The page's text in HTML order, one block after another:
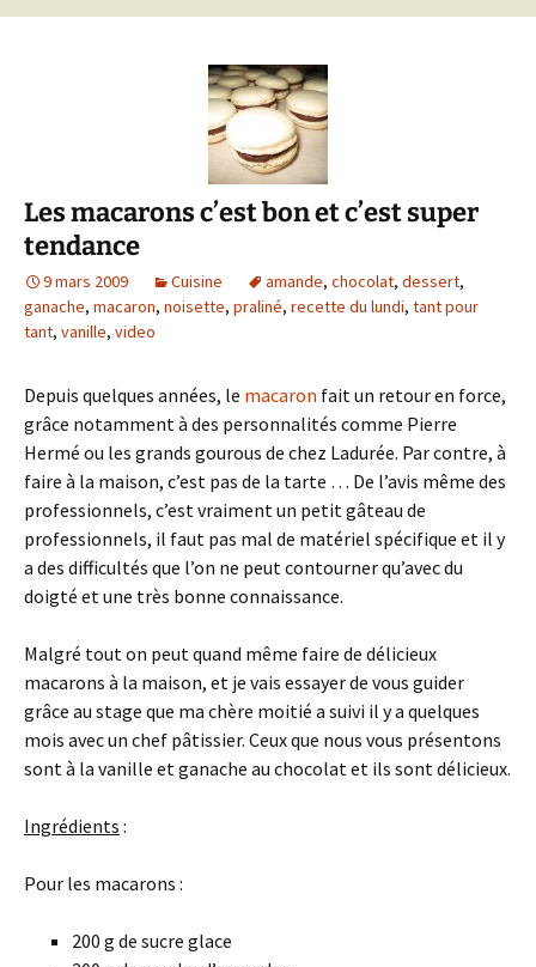
Les macarons c’est bon et c’est super
tendance
9 mars 2009 Cuisine amande, chocolat, dessert,
ganache, macaron, noisette, praliné, recette du lundi, tant pour
tant, vanille, video
Depuis quelques années, le macaron fait un retour en force,
grâce notamment à des personnalités comme Pierre
Hermé ou les grands gourous de chez Ladurée. Par contre, à
faire à la maison, c’est pas de la tarte … De l’avis même des
professionnels, c’est vraiment un petit gâteau de
professionnels, il faut pas mal de matériel spécifique et il y
a des difficultés que l’on ne peut contourner qu’avec du
doigté et une très bonne connaissance.
Malgré tout on peut quand même faire de délicieux
macarons à la maison, et je vais essayer de vous guider
grâce au stage que ma chère moitié a suivi il y a quelques
mois avec un chef pâtissier. Ceux que nous vous présentons
sont à la vanille et ganache au chocolat et ils sont délicieux.
Ingrédients :
Pour les macarons :
200 g de sucre glace